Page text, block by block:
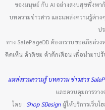
ของมนุษย์ กับ AI อย่างสงบสุขพึ่งพ
บทความข่าวสาร และแหล่งความรู้ต่าง
ป
ทาง SalePageDD ต้องกราบขออภัยล่ว
คิดเห็น คำติชม คำตักเตือน เพื่อนำมาป
แหล่งรวมความรู้ บทความ ข่าวสาร
และควบคุมการวา
โดย : Shop SDesign ผู้ให้บริการเว็บ